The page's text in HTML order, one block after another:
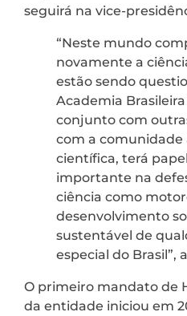
seguirá na vice-
“Neste mundo
novamente a
estão sendo
Academia
conjunto com
com a comunidade
científica, terá
importante na
ciência como
desenvolvimento
sustentável de
especial do Brasil”,
O primeiro mandato de
da entidade iniciou em